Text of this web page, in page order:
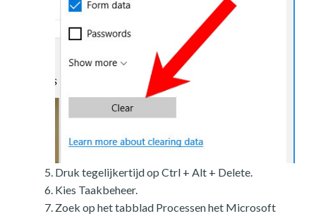
Druk tegelijkertijd op Ctrl + Alt + Delete.
Kies Taakbeheer.
Zoek op het tabblad Processen het Microsoft